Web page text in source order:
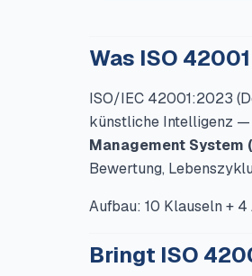
Was ISO
ISO/IEC 42001:2023
künstliche Intelligenz —
Management System
Bewertung,
Aufbau: 10 Klauseln + 4
Bringt ISO